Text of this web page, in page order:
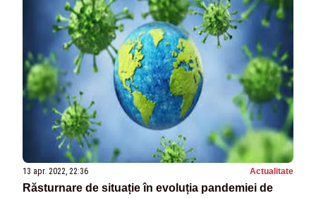
13 apr. 2022, 22:36 Actualitate
Răsturnare de situație în evoluția pandemiei de